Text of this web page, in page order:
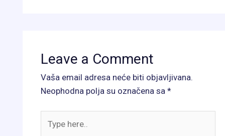
Leave a Comment
Vaša email adresa neće biti objavljivana.
Neophodna polja su označena sa*
here..